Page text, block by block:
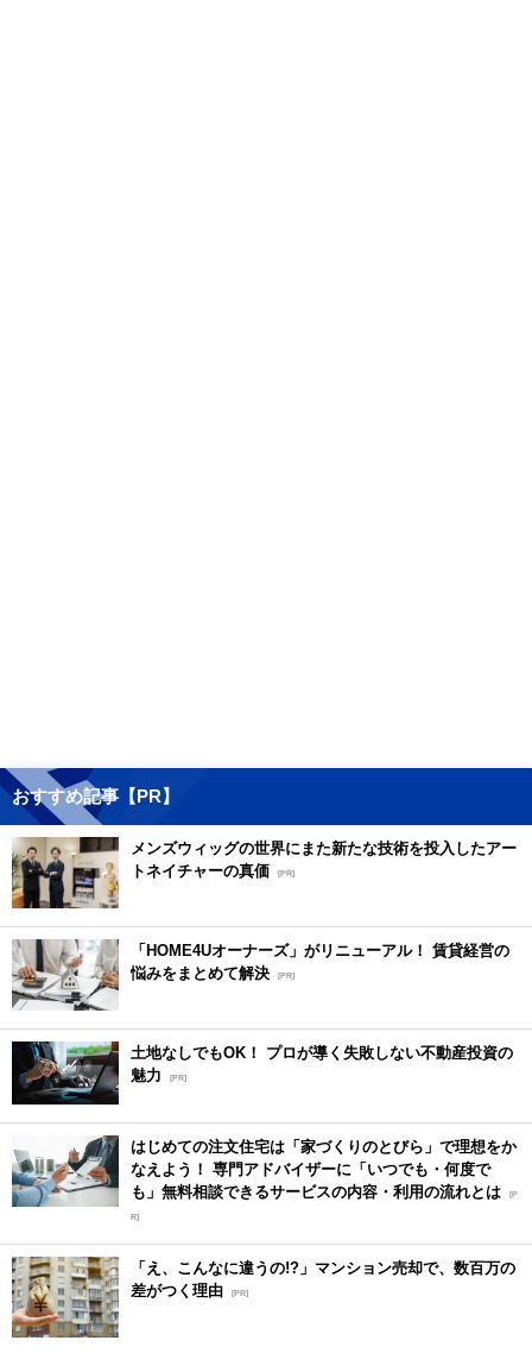
おすすめ記事【PR】
メンズウィッグの世界にまた新たな技術を投入したアー
トネイチャーの真価
[PR]
「HOME4Uオーナーズ」がリニューアル！ 賃貸経営の
悩みをまとめて解決 [PR]
土地なしでもOK！ プロが導く失敗しない不動産投資の
魅力
[PR]
はじめての注文住宅は「家づくりのとびら」で理想をか
なえよう！ 専門アドバイザーに「いつでも・何度で
も」無料相談できるサービスの内容・利用の流れとは [P
R]
「え、こんなに違うの!?」マンション売却で、数百万の
差がつく理由 [PR]